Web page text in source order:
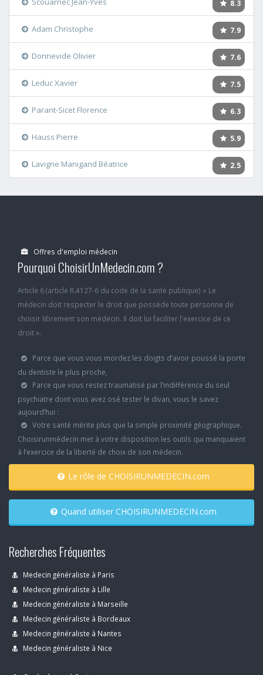
8.3
7.9
Adam Christophe
7.6
Donnevide Olivier
7.5
Leduc Xavier
6.3
Parant-Sicet Florence
5.9
Hauss Pierre
2.5
Lavigne Manigand Béatrice
Offres d'emploi médecin
Pourquoi ChoisirUnMedecin.com ?
Article 6 (article R.4127-6 du code de la santé publique) « Le
médecin doit respecter le droit que possède toute personne de
choisir librement son médecin. Il doit lui faciliter l'exercice de ce
droit ».
Parce que vous vous mordez les doigts d’avoir poussé la porte
du dentiste le plus proche,
Parce que vous restez traumatisé par l’indifférence du seul
psychiatre dont vous avez osé tester le divan, vous le savez
aujourd’hui :
Votre santé mérite plus que la simple proximité géographique.
Choisirunmédecin met à votre disposition les outils qui manquaient
à l’exercice de la liberté de choix de son médecin.
Le rôle de CHOISIRUNMEDECIN.com
Quand utiliser CHOISIRUNMEDECIN.com
Recherches Fréquentes
Medecin généraliste à Paris
Medecin généraliste à Lille
Medecin généraliste à Marseille
Medecin généraliste à Bordeaux
Medecin généraliste à Nantes
Medecin généraliste à Nice